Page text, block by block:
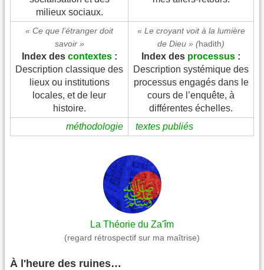
milieux sociaux.
« Ce que l’étranger doit
savoir »
Index des contextes:
Description classique des
lieux ou institutions
locales, et de leur
histoire.
« Le croyant voit à la lumière
de Dieu » (hadith)
Index des processus :
Description systémique des
processus engagés dans le
cours de l’enquête, à
différentes échelles.
méthodologie
textes publiés
La Théorie du Za'îm
(regard rétrospectif sur ma maîtrise)
À l'heure des ruines…